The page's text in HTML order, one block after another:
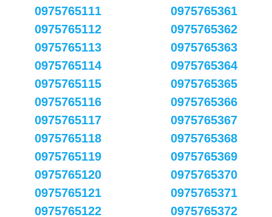
0975765111
0975765112
0975765113
0975765114
0975765115
0975765116
0975765117
0975765118
0975765119
0975765120
0975765121
0975765122
0975765361
0975765362
0975765363
0975765364
0975765365
0975765366
0975765367
0975765368
0975765369
0975765370
0975765371
0975765372